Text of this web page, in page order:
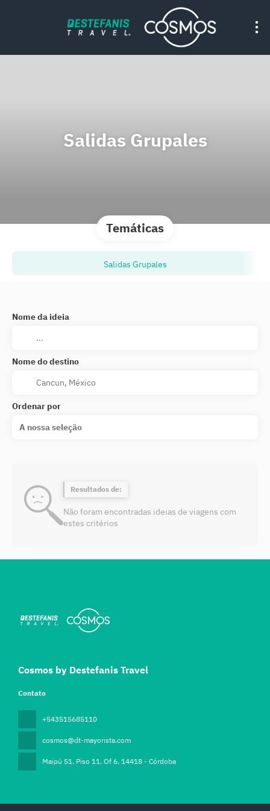
Salidas Grupales
Temáticas
Salidas Grupales
Nome da ideia
Nome do destino
Ordenar por
A nossa seleção
Resultados de:
Não foram encontradas ideias de viagens com
estes critérios
Cosmos by Destefanis Travel
Contato
+543515685110
cosmos@dt-mayorista.com
Maipú 51. Piso 11. Of 6, 14418 - Córdoba